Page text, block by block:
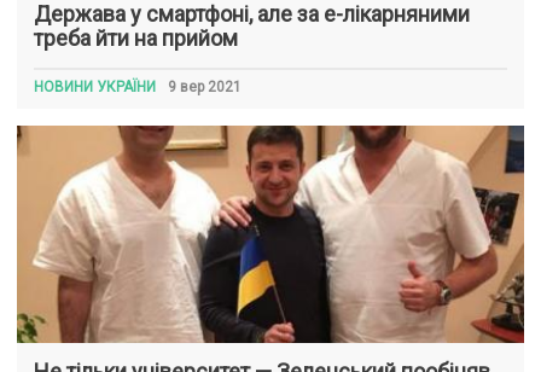
Держава у смартфоні, але за е-лікарняними
треба йти на прийом
НОВИНИ УКРАЇНИ 9 вер 2021